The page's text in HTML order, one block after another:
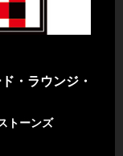
・ラウンジ・
トーンズ